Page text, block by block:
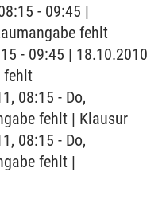
- 09:45 |
fehlt
- 09:45 | 18.10.2010
fehlt
08:15 - Do,
fehlt | Klausur
08:15 - Do,
fehlt |